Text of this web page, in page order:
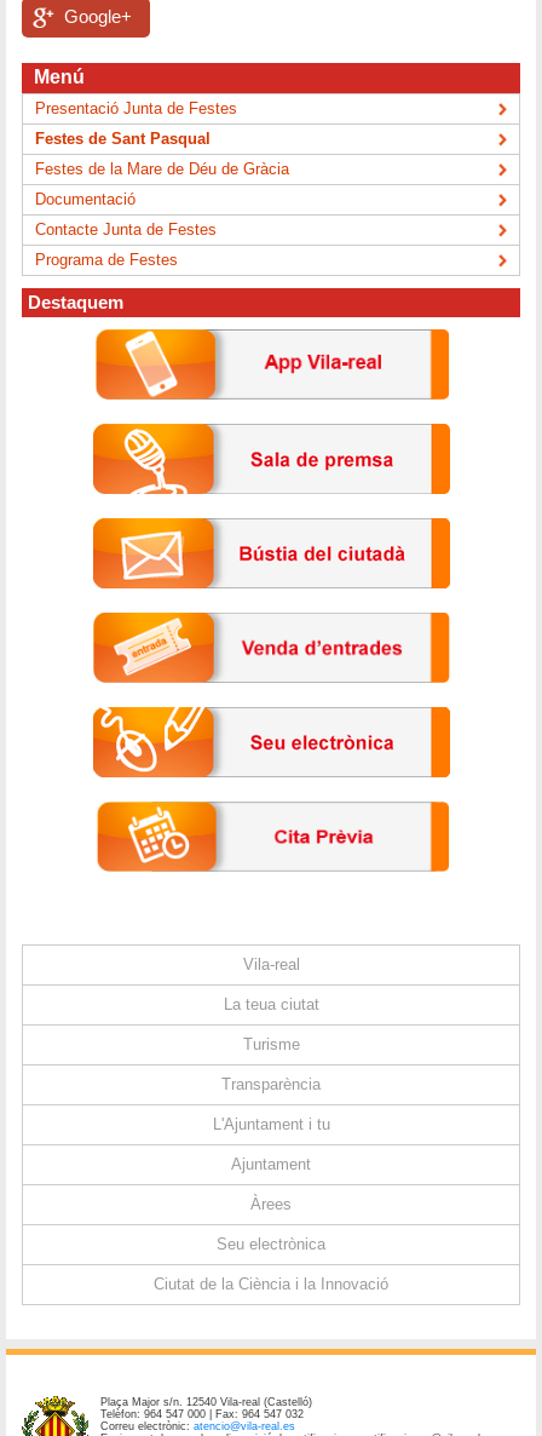
Google+
Menú
Presentació Junta de Festes
Festes de Sant Pasqual
Festes de la Mare de Déu de Gràcia
Documentació
Contacte Junta de Festes
Programa de Festes
Destaquem
Vila-real
La teua ciutat
Turisme
Transparència
L'Ajuntament i tu
Ajuntament
Àrees
Seu electrònica
Ciutat de la Ciència i la Innovació
Plaça Major s/n. 12540 Vila-real (Castelló)
Telèfon: 964 547 000 | Fax: 964 547 032
Correu electrònic:atencio@vila-real.es